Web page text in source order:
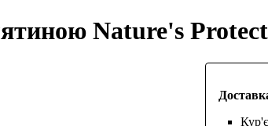
Nature's